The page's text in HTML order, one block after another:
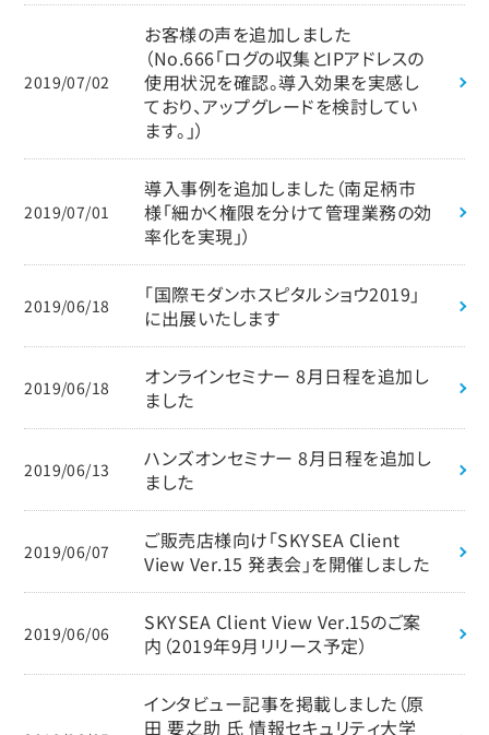
2019/07/02
お客様の声を追加しました
（No.666「ログの収集とIPアドレスの
使用状況を確認。導入効果を実感し
ており、アップグレードを検討してい
ます。」）
2019/07/01
導入事例を追加しました（南足柄市
様「細かく権限を分けて管理業務の効
率化を実現」）
2019/06/18
「国際モダンホスピタルショウ2019」
に出展いたします
2019/06/18
オンラインセミナー 8月日程を追加し
ました
2019/06/13
ハンズオンセミナー 8月日程を追加し
ました
2019/06/07
ご販売店様向け「SKYSEA Client
View Ver.15 発表会」を開催しました
2019/06/06
SKYSEA Client View Ver.15のご案
内（2019年9月リリース予定）
インタビュー記事を掲載しました（原
田 要之助 氏 情報セキュリティ大学